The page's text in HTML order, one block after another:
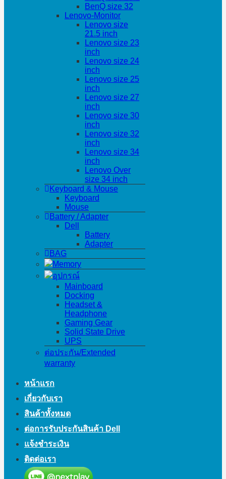
BenQ size 32
Lenovo-Monitor
Lenovo size
21.5 inch
Lenovo size 23
inch
Lenovo size 24
inch
Lenovo size 25
inch
Lenovo size 27
inch
Lenovo size 30
inch
Lenovo size 32
inch
Lenovo size 34
inch
Lenovo Over
size 34 inch
Keyboard & Mouse
Keyboard
Mouse
Battery / Adapter
Dell
Battery
Adapter
BAG
Memory
อุปกรณ์
Mainboard
Docking
Headset &
Headphone
Gaming Gear
Solid State Drive
UPS
ต่อประกัน/Extended
warranty
หน้าแรก
เกี่ยวกับเรา
สินค้าทั้งหมด
ต่อการรับประกันสินค้า Dell
แจ้งชำระเงิน
ติดต่อเรา